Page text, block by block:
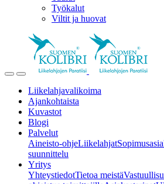
Työkalut
Viltit ja huovat
Liikelahjavalikoima
Ajankohtaista
Kuvastot
Blogi
Palvelut
Aineisto-ohjeLiikelahjat
suunnittelu
Yritys
YhteystiedotTietoa meistä